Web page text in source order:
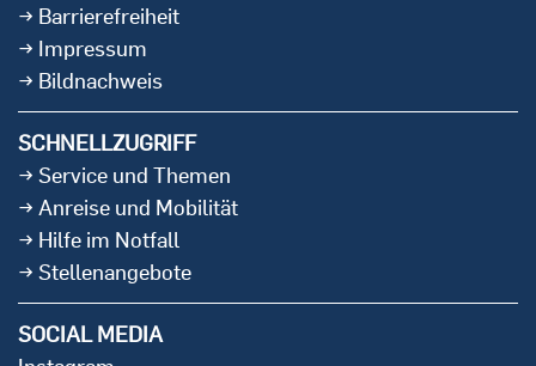
Barrierefreiheit
Impressum
Bildnachweis
SCHNELLZUGRIFF
Service und Themen
Anreise und Mobilität
Hilfe im Notfall
Stellenangebote
SOCIAL MEDIA